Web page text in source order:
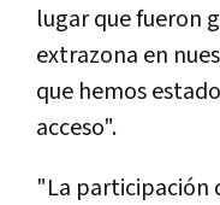
lugar que fueron
extrazona en
que hemos
acceso".
"La participación